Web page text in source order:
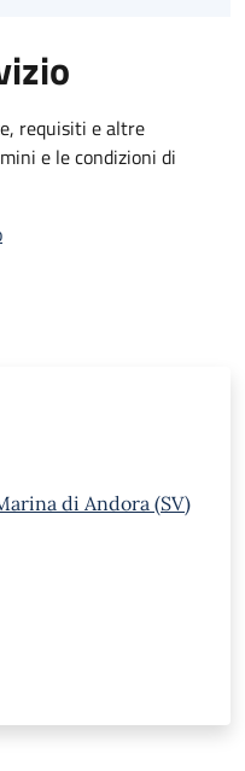
requisiti e altre
e le condizioni di
di Andora (SV)